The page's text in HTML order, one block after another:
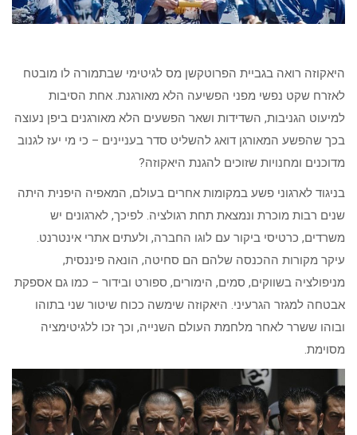
היאקוזה רואה בגביית הפרוטקשן מס לגיטימי שבתמורה לו מובטח
לאזרח שקט נפשי מפני הפשיעה הלא מאורגנת. אחת הסיבות
למיעוט הגניבות, השדידות ושאר הפשעים הלא מאורגנים ביפן נעוצה
בכך שהפשע המאורגן דואג להשליט סדר בעניינים – כי מי יעז לגנוב
מדוכנים ומחנויות שזוכים להגנת היאקוזה?
בניגוד לארגוני פשע במקומות אחרים בעולם, המאפיה היפנית היתה
שנים רבות מוכרת ונמצאת תחת רגולציה. לפיכך, לארגונים יש
משרדים, כרטיסי ביקור עם לוגו החברה, ולעתים אתרי אינטרנט.
עיקר מקורות ההכנסה שלהם הם סחיטה, הונאה פיננסית,
מניפולציה בשווקים, סמים, הימורים, ספורט ובידור – כמו גם אספקת
אבטחה למגזר הגרעיני. היאקוזה שימשה ככוח שיטור שני בתוהו
ובוהו ששרר לאחר מלחמת העולם השנייה, וכך זכו ללגיטימציה
מסוימת.